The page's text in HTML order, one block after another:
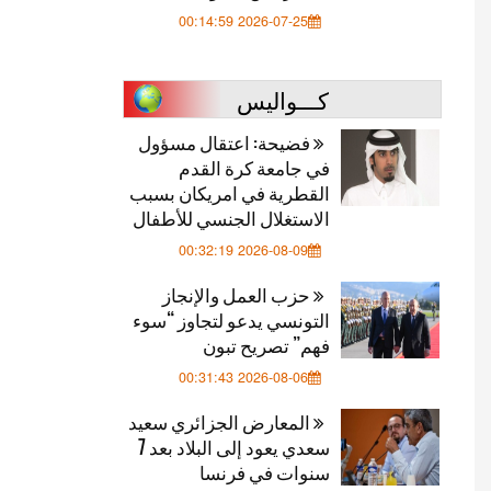
2026-07-25 00:14:59
كـــواليس
فضيحة: اعتقال مسؤول
في جامعة كرة القدم
القطرية في امريكان بسبب
الاستغلال الجنسي للأطفال
2026-08-09 00:32:19
حزب العمل والإنجاز
التونسي يدعو لتجاوز “سوء
فهم” تصريح تبون
2026-08-06 00:31:43
المعارض الجزائري سعيد
سعدي يعود إلى البلاد بعد 7
سنوات في فرنسا